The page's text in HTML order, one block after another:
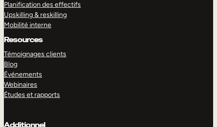
Planification des effectifs
Upskilling & reskilling
Mobilité interne
Resources
Témoignages clients
Blog
Événements
Webinaires
Études et rapports
Additionnel